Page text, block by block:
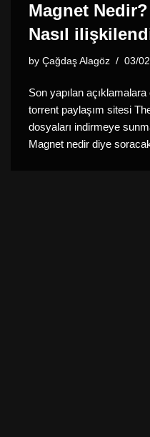
Magnet Nedir?
Nasıl
by Çağdaş Alagöz 03/
Son yapılan
torrent paylaşım sitesi
dosyaları indirmeye
Magnet nedir diye